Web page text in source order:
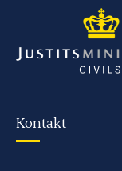
Kontakt